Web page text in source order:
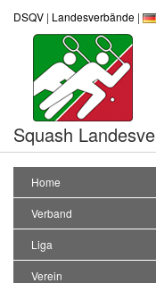
DSQV | Landesverbände |
Squash
Home
Verband
Liga
Verein